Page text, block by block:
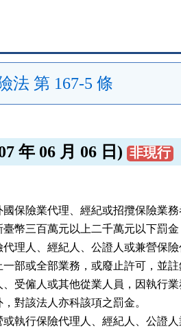
法 第 167-5 條
年 06 月 06 日) 非現行
保險業代理、經紀或招攬保險業
幣三百萬元以上二千萬元以下罰
代理人、經紀人、公證人或兼營保
部或全部業務，或廢止許可，並
受僱人或其他從業人員，因執行
對該法人亦科該項之罰金。
執行保險代理人、經紀人、公證